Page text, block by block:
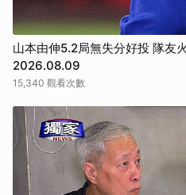
山本由伸5.2局無失分好投 隊友
2026.08.09
15,340 觀看次數